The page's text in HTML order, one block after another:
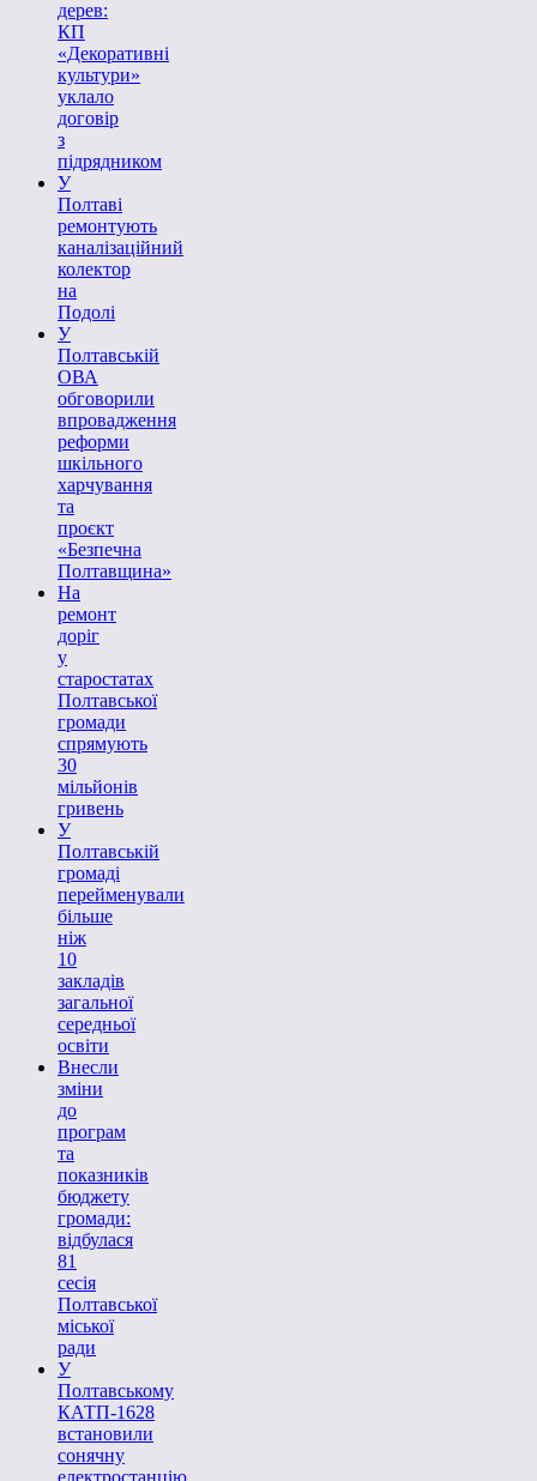
дерев:
КП
«Декоративні
культури»
уклало
договір
з
підрядником
У
Полтаві
ремонтують
каналізаційний
колектор
на
Подолі
У
Полтавській
ОВА
обговорили
впровадження
реформи
шкільного
харчування
та
проєкт
«Безпечна
Полтавщина»
На
ремонт
доріг
у
старостатах
Полтавської
громади
спрямують
30
мільйонів
гривень
У
Полтавській
громаді
перейменували
більше
ніж
10
закладів
загальної
середньої
освіти
Внесли
зміни
до
програм
та
показників
бюджету
громади:
відбулася
81
сесія
Полтавської
міської
ради
У
Полтавському
КАТП-1628
встановили
сонячну